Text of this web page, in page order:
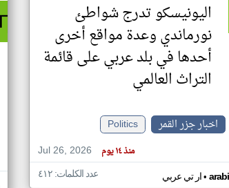
اليونيسكو تدرج شواطئ
نورماندي وعدة مواقع أخرى
أحدها في بلد عربي على قائمة
التراث العالمي
اخبار جزر القمر
Politics
Jul 26, 2026
منذ ١٤ يوم
ار تي عربي• عدد الكلمات: ٤١٢